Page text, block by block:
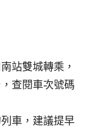
站雙城轉乘，
查閱車次號碼
車，建議提早